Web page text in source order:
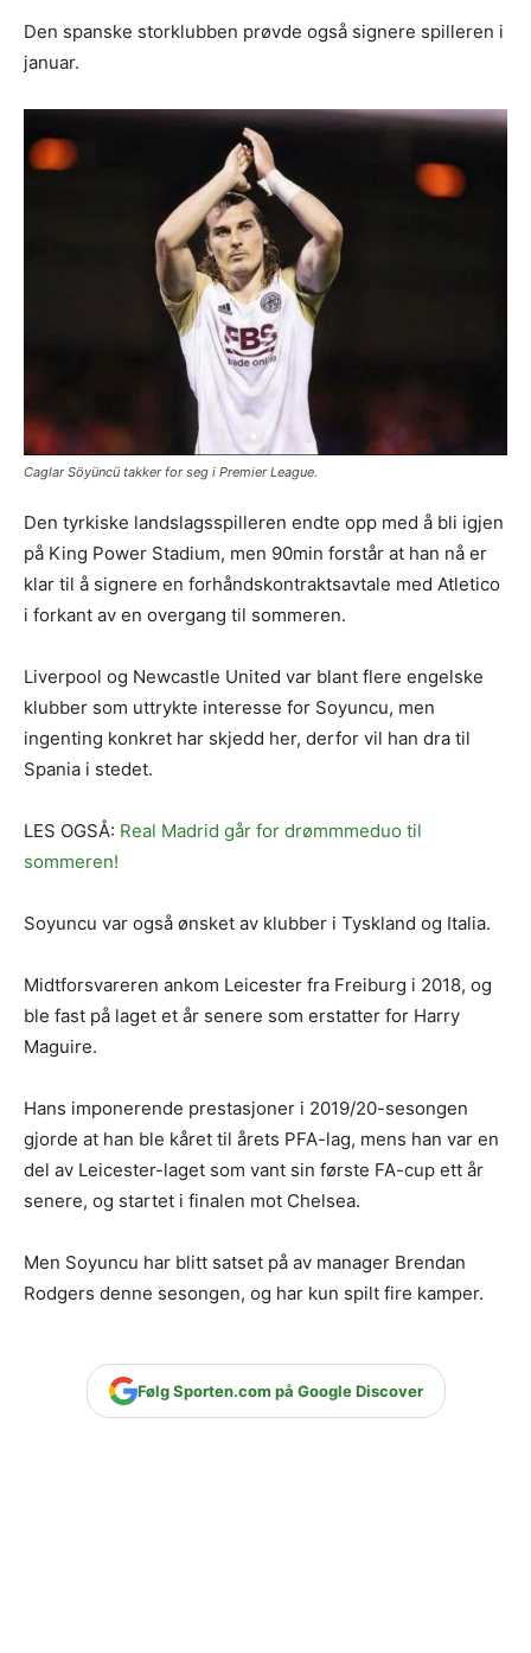
Den spanske storklubben prøvde også signere spilleren i
januar.
Caglar Söyüncü takker for seg i Premier League.
Den tyrkiske landslagsspilleren endte opp med å bli igjen
på King Power Stadium, men 90min forstår at han nå er
klar til å signere en forhåndskontraktsavtale med Atletico
i forkant av en overgang til sommeren.
Liverpool og Newcastle United var blant flere engelske
klubber som uttrykte interesse for Soyuncu, men
ingenting konkret har skjedd her, derfor vil han dra til
Spania i stedet.
LES OGSÅ: Real Madrid går for drømmmeduo til
sommeren!
Soyuncu var også ønsket av klubber i Tyskland og Italia.
Midtforsvareren ankom Leicester fra Freiburg i 2018, og
ble fast på laget et år senere som erstatter for Harry
Maguire.
Hans imponerende prestasjoner i 2019/20-sesongen
gjorde at han ble kåret til årets PFA-lag, mens han var en
del av Leicester-laget som vant sin første FA-cup ett år
senere, og startet i finalen mot Chelsea.
Men Soyuncu har blitt satset på av manager Brendan
Rodgers denne sesongen, og har kun spilt fire kamper.
Følg Sporten.com på Google Discover